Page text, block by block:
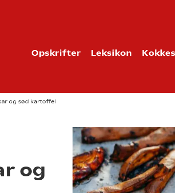
Opskrifter Leksikon
og sød kartoffel
og